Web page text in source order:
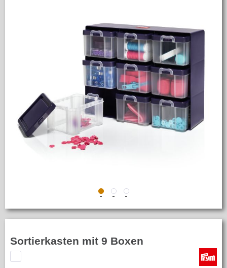
Sortierkasten mit 9 Boxen